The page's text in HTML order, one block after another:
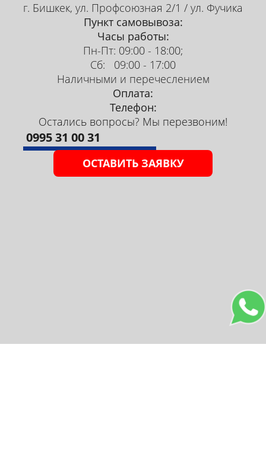
Альфа-олефин
сульфонат
купить в
Бишкеке
Альфа-олефин
сульфонат
Оставьте заявку, чтобы узнать цену:
или позвоните нам
г. Бишкек, ул. Профсоюзная 2/1 / ул. Фучика
Пункт самовывоза:
Часы работы:
Пн-Пт: 09:00 - 18:00;
Сб: 09:00 - 17:00
Наличными и перечеслением
Оплата:
Телефон:
Остались вопросы? Мы перезвоним!
0995 31 00 31
ОСТАВИТЬ ЗАЯВКУ